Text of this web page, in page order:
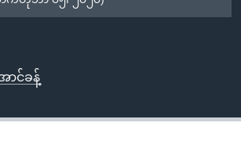
င်ခန့်